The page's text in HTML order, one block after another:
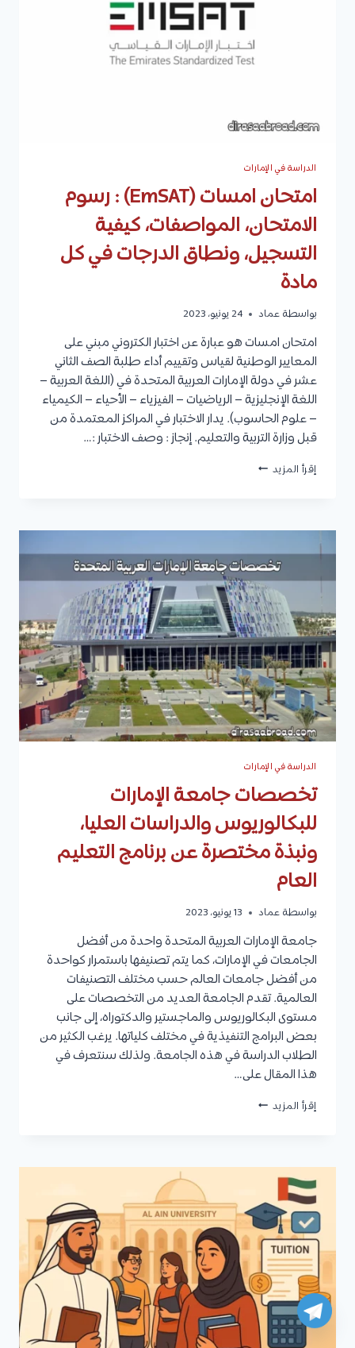
ونطاق
الراتب
سنوات
الدراسة في الإمارات
امتحان امسات (EmSAT) : رسوم
الامتحان، المواصفات، كيفية
التسجيل، ونطاق الدرجات في كل
مادة
بواسطة عماد 24 يونيو، 2023
امتحان امسات هو عبارة عن اختبار الكتروني مبني على
المعايير الوطنية لقياس وتقييم أداء طلبة الصف الثاني
عشر في دولة الإمارات العربية المتحدة في (اللغة العربية –
اللغة الإنجليزية – الرياضيات – الفيزياء – الأحياء – الكيمياء
– علوم الحاسوب). يدار الاختبار في المراكز المعتمدة من
قبل وزارة التربية والتعليم. إنجاز : وصف الاختبار :…
إقرأ المزيد امتحان
المواصفات،
كيفية
التسجيل،
ونطاق
الدرجات
في
كل
مادة
الدراسة في الإمارات
تخصصات جامعة الإمارات
للبكالوريوس والدراسات العليا،
ونبذة مختصرة عن برنامج التعليم
العام
بواسطة عماد 13 يونيو، 2023
جامعة الإمارات العربية المتحدة واحدة من أفضل
الجامعات في الإمارات، كما يتم تصنيفها باستمرار كواحدة
من أفضل جامعات العالم حسب مختلف التصنيفات
العالمية. تقدم الجامعة العديد من التخصصات على
مستوى البكالوريوس والماجستير والدكتوراه، إلى جانب
بعض البرامج التنفيذية في مختلف كلياتها. يرغب الكثير من
الطلاب الدراسة في هذه الجامعة. ولذلك سنتعرف في
هذا المقال على…
إقرأ المزيد تخصصات
والدراسات
مختصرة
عن
برنامج
التعليم
العام